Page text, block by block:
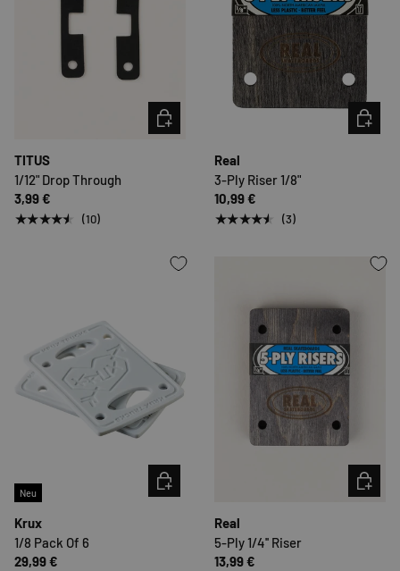
TITUS
1/12" Drop Through
3,99 €
★★★★★ (10)
OPTIONEN AUSWÄHLEN
Real
3-Ply Riser 1/8"
10,99 €
★★★★★ (3)
Neu
Krux
1/8 Pack Of 6
29,99 €
OPTIONEN AUSWÄHLEN
Real
5-Ply 1/4'' Riser
13,99 €